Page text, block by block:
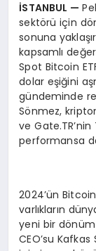
İSTANBUL —
sektörü için
sonuna
kapsamlı
Spot Bitcoin
dolar eşiğini
gündeminde
Sönmez,
ve
performansa
2024’ün
varlıkların
yeni bir
CEO’su